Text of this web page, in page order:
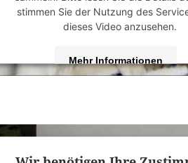
stimmen Sie der Nutzung des
dieses Video anzusehen.
Mehr Informationen
powered byUsercentrics Consent
Platform&eRecht24